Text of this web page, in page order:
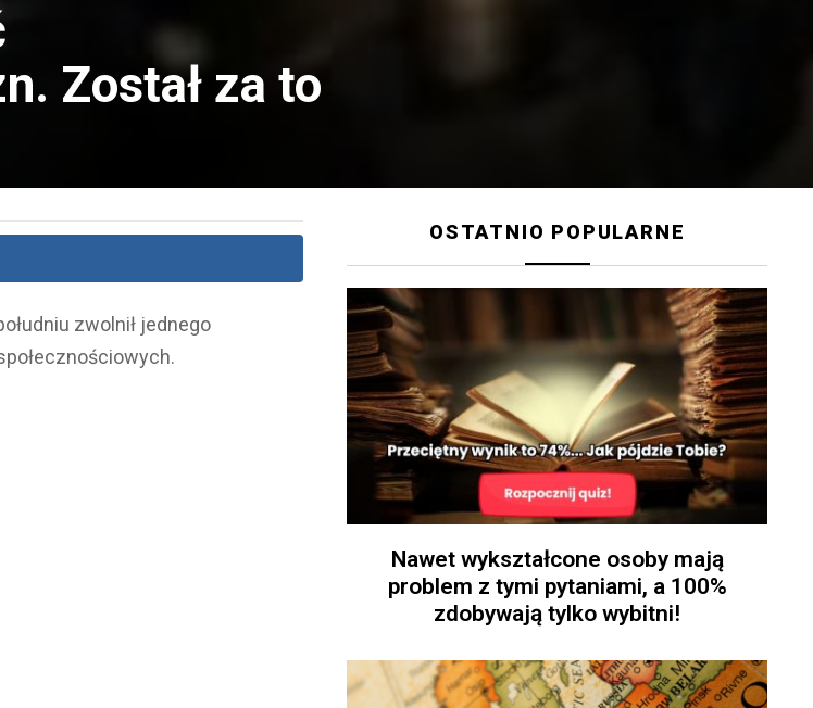
Został za to
zwolnił jednego
OSTATNIO POPULARNE
Nawet wykształcone osoby mają
problem z tymi pytaniami, a 100%
zdobywają tylko wybitni!